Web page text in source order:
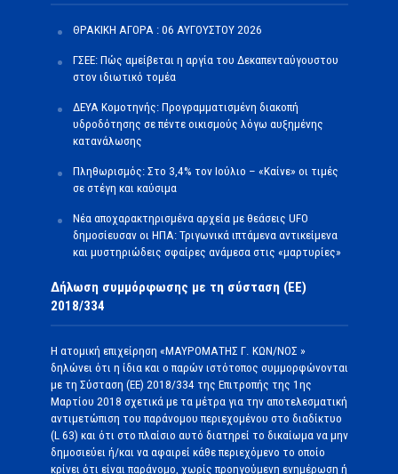
ΘΡΑΚΙΚΗ ΑΓΟΡΑ : 06 ΑΥΓΟΥΣΤΟΥ 2026
ΓΣΕΕ: Πώς αμείβεται η αργία του Δεκαπενταύγουστου
στον ιδιωτικό τομέα
ΔΕΥΑ Κομοτηνής: Προγραμματισμένη διακοπή
υδροδότησης σε πέντε οικισμούς λόγω αυξημένης
κατανάλωσης
Πληθωρισμός: Στο 3,4% τον Ιούλιο – «Καίνε» οι τιμές
σε στέγη και καύσιμα
Νέα αποχαρακτηρισμένα αρχεία με θεάσεις UFO
δημοσίευσαν οι ΗΠΑ: Τριγωνικά ιπτάμενα αντικείμενα
και μυστηριώδεις σφαίρες ανάμεσα στις «μαρτυρίες»
Δήλωση συμμόρφωσης με τη σύσταση (ΕΕ)
2018/334
Η ατομική επιχείρηση «ΜΑΥΡΟΜΑΤΗΣ Γ. ΚΩΝ/ΝΟΣ »
δηλώνει ότι η ίδια και ο παρών ιστότοπος συμμορφώνονται
με τη Σύσταση (ΕΕ) 2018/334 της Επιτροπής της 1ης
Μαρτίου 2018 σχετικά με τα μέτρα για την αποτελεσματική
αντιμετώπιση του παράνομου περιεχομένου στο διαδίκτυο
(L 63) και ότι στο πλαίσιο αυτό διατηρεί το δικαίωμα να μην
δημοσιεύει ή/και να αφαιρεί κάθε περιεχόμενο το οποίο
κρίνει ότι είναι παράνομο, χωρίς προηγούμενη ενημέρωση ή